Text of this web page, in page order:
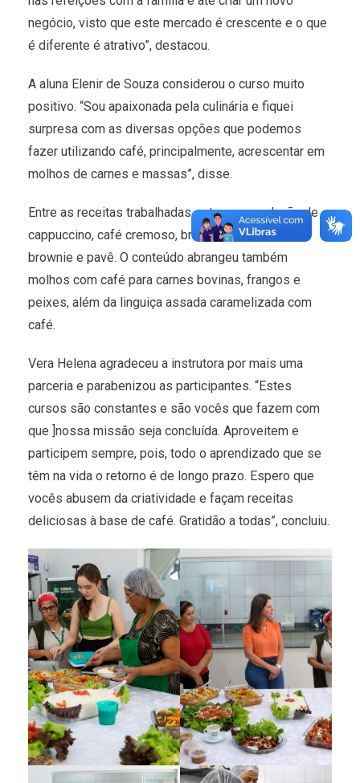
negócio, visto que este mercado é crescente e o que
é diferente é atrativo”, destacou.
A aluna Elenir de Souza considerou o curso muito
positivo. “Sou apaixonada pela culinária e fiquei
surpresa com as diversas opções que podemos
fazer utilizando café, principalmente, acrescentar em
molhos de carnes e massas”, disse.
Entre as receitas trabalhadas estavam: produção de
cappuccino, café cremoso, brigadeiro de café,
brownie e pavê. O conteúdo abrangeu também
molhos com café para carnes bovinas, frangos e
peixes, além da linguiça assada caramelizada com
café.
Vera Helena agradeceu a instrutora por mais uma
parceria e parabenizou as participantes. “Estes
cursos são constantes e são vocês que fazem com
que ]nossa missão seja concluída. Aproveitem e
participem sempre, pois, todo o aprendizado que se
têm na vida o retorno é de longo prazo. Espero que
vocês abusem da criatividade e façam receitas
deliciosas à base de café. Gratidão a todas”, concluiu.